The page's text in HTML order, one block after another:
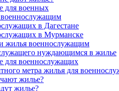
для военных
военнослужащим
в Дагестане
в Мурманске
жилья военнослужащим
нуждающимся в жилье
для военнослужащих
метра жилья для
жилье?
жилье?